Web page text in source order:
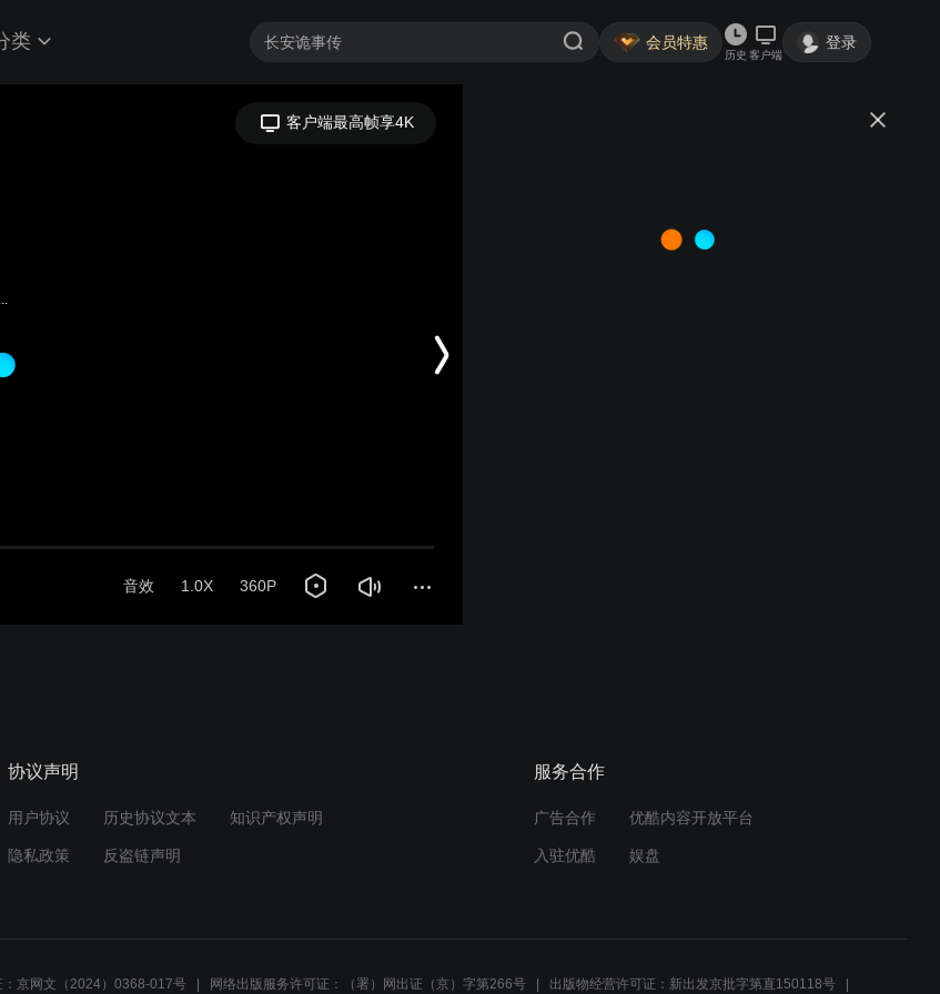
类 会员特惠
历史 客户端
登录
客户端最高帧享4K
音效 1.0X 360P
协议声明
用户协议 历史协议文本 知识产权声明
隐私政策 反盗链声明
服务合作
广告合作 优酷内容开放平台
入驻优酷 娱盘
：京网文（2024）0368-017号 网络出版服务许可证：（署）网出证（京）字第266号 出版物经营许可证：新出发京批字第直150118号